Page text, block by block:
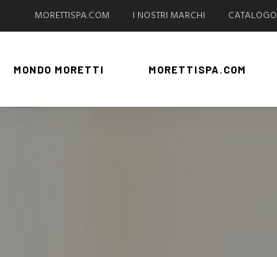
MORETTISPA.COM I NOSTRI MARCHI CATALOGO
MONDO MORETTI MORETTISPA.COM